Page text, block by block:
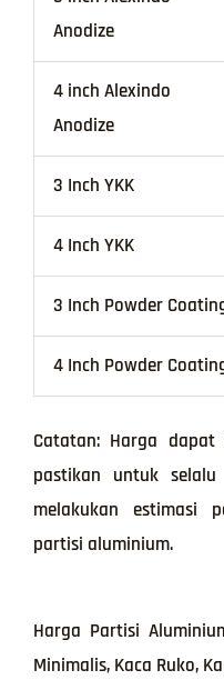
Anodize
4 inch Alexindo
Anodize
3 Inch YKK
4 Inch YKK
3 Inch Powder
4 Inch Powder
Catatan: Harga
pastikan untuk selalu
melakukan estimasi
partisi aluminium.
Harga Partisi
Minimalis, Kaca Ruko,